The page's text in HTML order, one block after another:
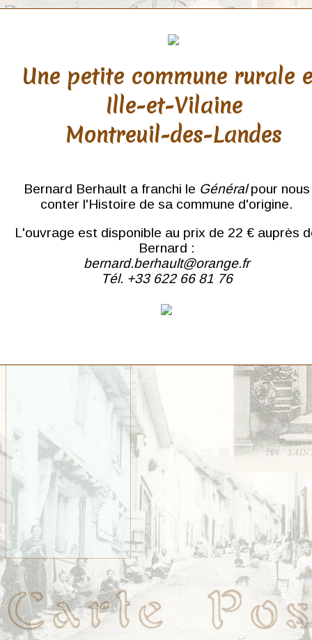
Une petite commune rurale
Ille-et-Vilaine
Montreuil-des-Landes
Bernard Berhault a franchi le Généralpour nous
conter l'Histoire de sa commune d'origine.
L'ouvrage est disponible au prix de 22 € auprès
Bernard :
bernard.berhault@orange.fr
Tél. +33 622 66 81 76